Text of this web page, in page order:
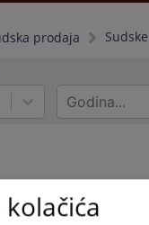
prodaja
Godina...